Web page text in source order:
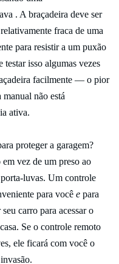
. A braçadeira deve ser
fraca de uma
para resistir a um puxão
isso algumas vezes
facilmente — o pior
não está
ativa.
proteger a garagem?
vez de um preso ao
luvas. Um controle
para você e para
carro para acessar o
Se o controle remoto
ele ficará com você o